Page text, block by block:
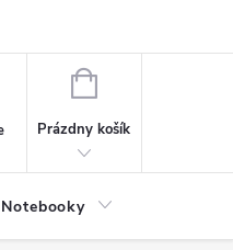
NÁKUPNÝ
Prázdny košík
Notebooky